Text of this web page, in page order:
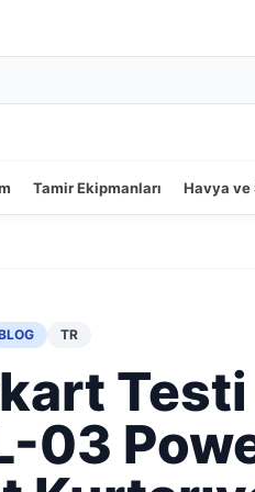
Tamir Ekipmanları Havya ve
TR
Testi
03